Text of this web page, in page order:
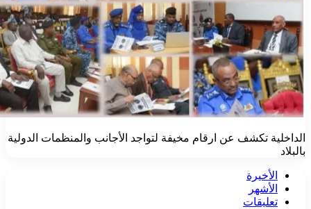
تكشف عن ارقام مخيفة لتواجد الأجانب والمنظمات الدولية